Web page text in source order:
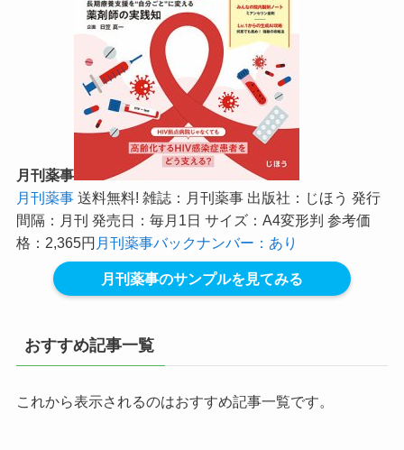
月刊薬事
月刊薬事送料無料! 雑誌：月刊薬事 出版社：じほう 発行
間隔：月刊 発売日：毎月1日 サイズ：A4変形判 参考価
格：2,365円 月刊薬事バックナンバー：あり
月刊薬事のサンプルを見てみる
おすすめ記事一覧
これから表示されるのはおすすめ記事一覧です。